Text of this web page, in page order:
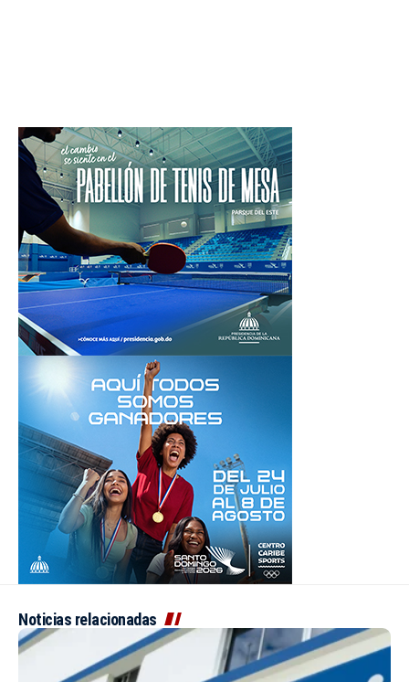
Noticias relacionadas